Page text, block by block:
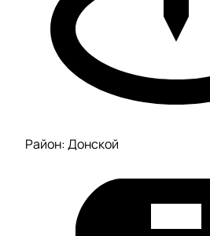
Район: Донской